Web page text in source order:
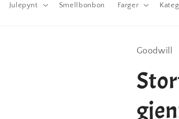
Julepynt Smellbonbon Farger
Goodwill